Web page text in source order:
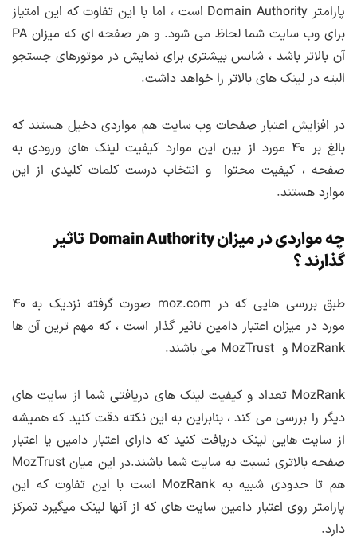
پارامتر Domain Authority است ، اما با این تفاوت که این امتیاز
برای وب سایت شما لحاظ می شود. و هر صفحه ای که میزان PA
آن بالاتر باشد ، شانس بیشتری برای نمایش در موتورهای جستجو
البته در لینک های بالاتر را خواهد داشت.
در افزایش اعتبار صفحات وب سایت هم مواردی دخیل هستند که
بالغ بر ۴۰ مورد از بین این موارد کیفیت لینک های ورودی به
صفحه ، کیفیت محتوا و انتخاب درست کلمات کلیدی از این
موارد هستند.
چه مواردی در میزان Domain Authority تاثیر
گذارند ؟
طبق بررسی هایی که در moz.com صورت گرفته نزدیک به ۴۰
مورد در میزان اعتبار دامین تاثیر گذار است ، که مهم ترین آن ها
MozRank و MozTrust می باشند.
MozRank تعداد و کیفیت لینک های دریافتی شما از سایت های
دیگر را بررسی می کند ، بنابراین به این نکته دقت کنید که همیشه
از سایت هایی لینک دریافت کنید که دارای اعتبار دامین یا اعتبار
صفحه بالاتری نسبت به سایت شما باشند.در این میان MozTrust
هم تا حدودی شبیه به MozRank است با این تفاوت که این
پارامتر روی اعتبار دامین سایت های که از آنها لینک میگیرد تمرکز
دارد.